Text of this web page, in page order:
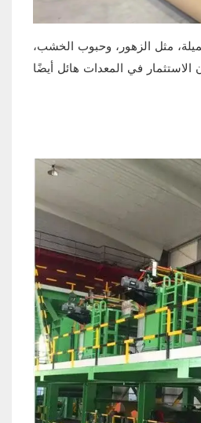
مثل الزهور، وحبوب الخشب،